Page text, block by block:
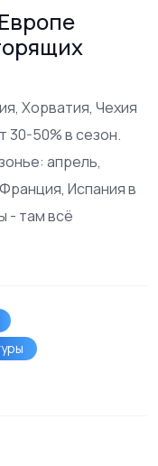
Хорватия, Чехия
30-50% в сезон.
апрель,
Испания в
- там всё